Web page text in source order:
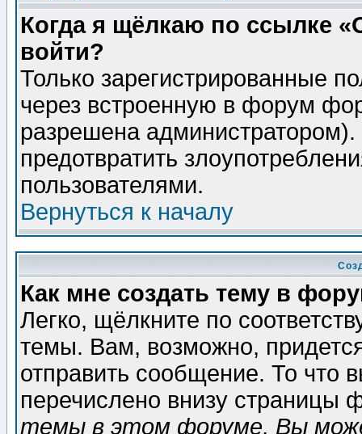
Когда я щёлкаю по ссылке
войти?
Только зарегистрированные
через встроенную в форум
разрешена
предотвратить
пользователями.
Вернуться к началу
Как мне создать тему в
Легко, щёлкните по
темы. Вам, возможно,
отправить сообщение. То что
перечислено внизу страницы
темы в этом форуме, Вы